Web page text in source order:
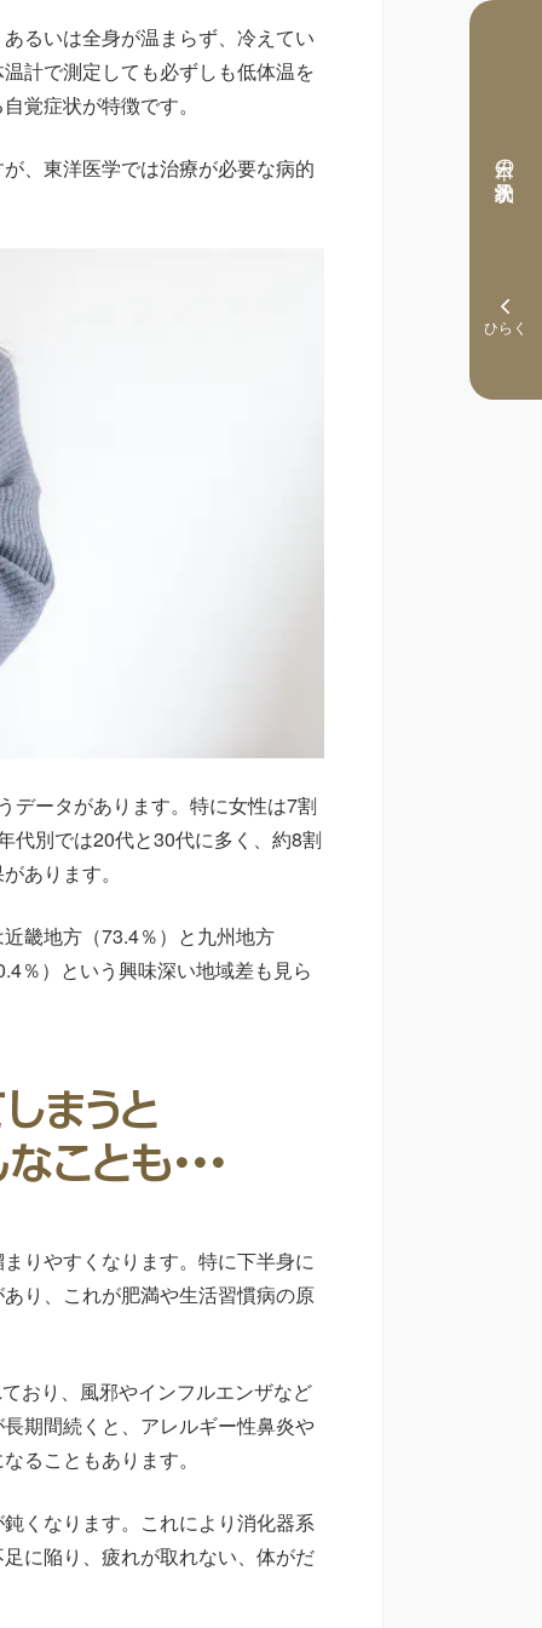
本日の予約状況
るいは全身が温まらず、冷えてい
計で測定しても必ずしも低体温を
覚症状が特徴です。
、東洋医学では治療が必要な病的
データがあります。特に女性は7割
代別では20代と30代に多く、約8割
あります。
畿地方（73.4％）と九州地方
％）という興味深い地域差も見ら
りやすくなります。特に下半身に
り、これが肥満や生活習慣病の原
おり、風邪やインフルエンザなど
期間続くと、アレルギー性鼻炎や
ることもあります。
くなります。これにより消化器系
に陥り、疲れが取れない、体がだ